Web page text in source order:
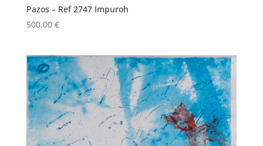
Pazos – Ref 2747 Impuroh
500,00 €